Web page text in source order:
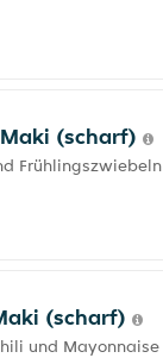
(scharf)
Frühlingszwiebeln
(scharf)
und Mayonnaise